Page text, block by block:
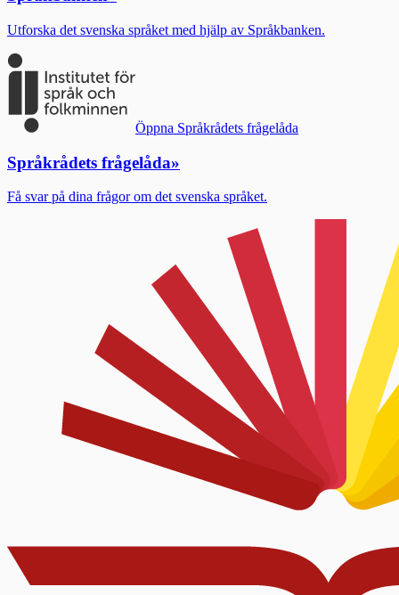
Utforska det svenska språket med hjälp av Språkbanken.
Öppna Språkrådets frågelåda
Språkrådets frågelåda»
Få svar på dina frågor om det svenska språket.